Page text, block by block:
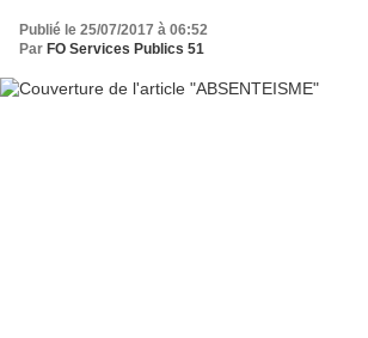
Publié le 25/07/2017 à 06:52
Par FO Services Publics 51